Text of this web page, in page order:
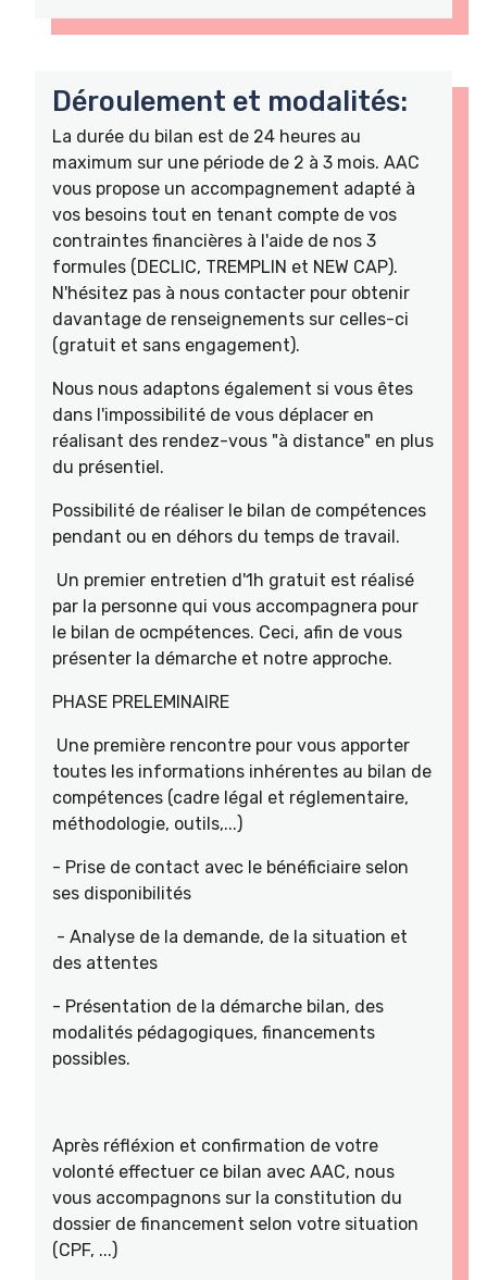
Déroulement et modalités:
La durée du bilan est de 24 heures au
maximum sur une période de 2 à 3 mois. AAC
vous propose un accompagnement adapté à
vos besoins tout en tenant compte de vos
contraintes financières à l'aide de nos 3
formules (DECLIC, TREMPLIN et NEW CAP).
N'hésitez pas à nous contacter pour obtenir
davantage de renseignements sur celles-ci
(gratuit et sans engagement).
Nous nous adaptons également si vous êtes
dans l'impossibilité de vous déplacer en
réalisant des rendez-vous "à distance" en plus
du présentiel.
Possibilité de réaliser le bilan de compétences
pendant ou en déhors du temps de travail.
Un premier entretien d'1h gratuit est réalisé
par la personne qui vous accompagnera pour
le bilan de ocmpétences. Ceci, afin de vous
présenter la démarche et notre approche.
PHASE PRELEMINAIRE
Une première rencontre pour vous apporter
toutes les informations inhérentes au bilan de
compétences (cadre légal et réglementaire,
méthodologie, outils,...)
- Prise de contact avec le bénéficiaire selon
ses disponibilités
- Analyse de la demande, de la situation et
des attentes
- Présentation de la démarche bilan, des
modalités pédagogiques, financements
possibles.
Après réfléxion et confirmation de votre
volonté effectuer ce bilan avec AAC, nous
vous accompagnons sur la constitution du
dossier de financement selon votre situation
(CPF, ...)